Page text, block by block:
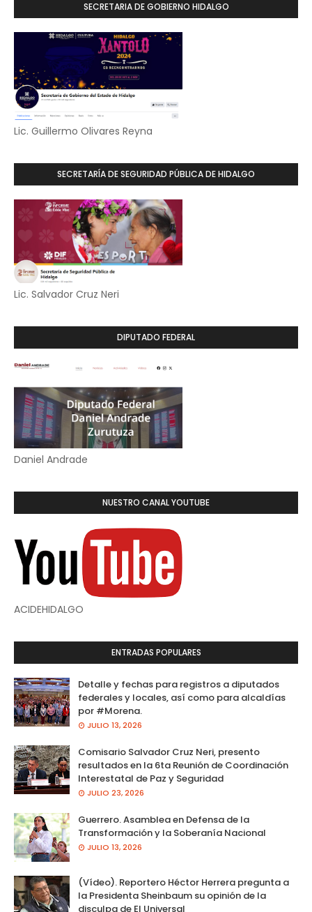
SECRETARIA DE GOBIERNO HIDALGO
Lic. Guillermo Olivares Reyna
SECRETARÍA DE SEGURIDAD PÚBLICA DE HIDALGO
Lic. Salvador Cruz Neri
DIPUTADO FEDERAL
Daniel Andrade
NUESTRO CANAL YOUTUBE
ACIDEHIDALGO
ENTRADAS POPULARES
Detalle y fechas para registros a diputados
federales y locales, así como para alcaldías
por #Morena.
JULIO 13, 2026
Comisario Salvador Cruz Neri, presento
resultados en la 6ta Reunión de Coordinación
Interestatal de Paz y Seguridad
JULIO 23, 2026
Guerrero. Asamblea en Defensa de la
Transformación y la Soberanía Nacional
JULIO 13, 2026
(Vídeo). Reportero Héctor Herrera pregunta a
la Presidenta Sheinbaum su opinión de la
disculpa de El Universal